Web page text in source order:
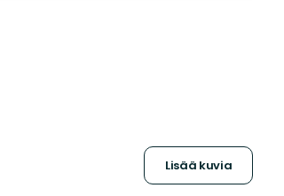
Lisää kuvia